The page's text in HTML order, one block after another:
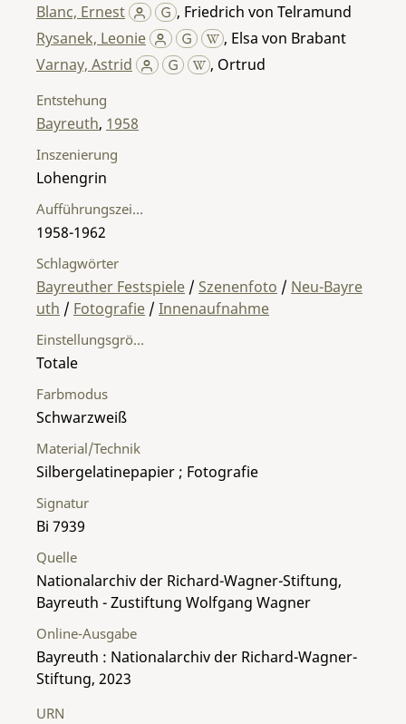
Blanc, Ernest , Friedrich von Telramund
Rysanek, Leonie
, Elsa von Brabant
Varnay, Astrid
, Ortrud
Entstehung
Bayreuth, 1958
Material/Technik
Silbergelatinepapier ; Fotografie
Einstellungsgröße
Totale
Farbmodus
Schwarzweiß
Inszenierung
Lohengrin
Aufführungszeitraum
1958-1962
Signatur
Bi 7939
Quelle
Nationalarchiv der Richard-Wagner-Stiftung,
Bayreuth - Zustiftung Wolfgang Wagner
Schlagwörter
Bayreuther Festspiele / Szenenfoto / Neu-Bayre
uth / Fotografie / Innenaufnahme
Online-Ausgabe
Bayreuth : Nationalarchiv der Richard-Wagner-
Stiftung, 2023
URN